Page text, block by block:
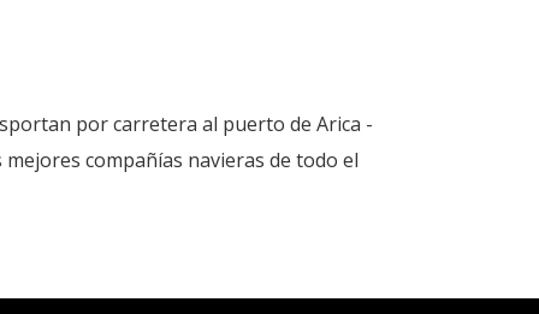
por carretera al puerto de Arica -
compañías navieras de todo el